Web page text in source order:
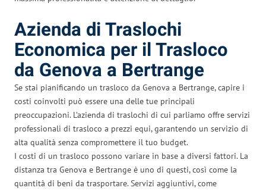
Azienda di Traslochi
Economica per il Trasloco
da Genova a Bertrange
Se stai pianificando un trasloco da Genova a Bertrange, capire i
costi coinvolti può essere una delle tue principali
preoccupazioni. L’azienda di traslochi di cui parliamo offre servizi
professionali di trasloco a prezzi equi, garantendo un servizio di
alta qualità senza compromettere il tuo budget.
I costi di un trasloco possono variare in base a diversi fattori. La
distanza tra Genova e Bertrange è uno di questi, così come la
quantità di beni da trasportare. Servizi aggiuntivi, come